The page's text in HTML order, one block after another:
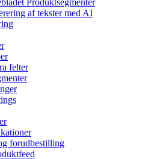
af tekster med AI
felter
forudbestilling